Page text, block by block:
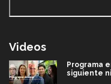
Videos
Programa
siguiente